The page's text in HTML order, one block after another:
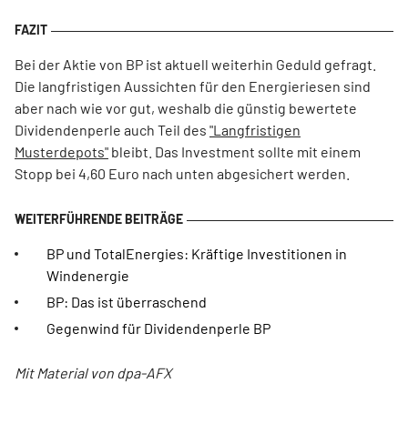
Bei der Aktie von BP ist aktuell weiterhin Geduld gefragt.
Die langfristigen Aussichten für den Energieriesen sind
aber nach wie vor gut, weshalb die günstig bewertete
Dividendenperle auch Teil des "Langfristigen
Musterdepots" bleibt. Das Investment sollte mit einem
Stopp bei 4,60 Euro nach unten abgesichert werden.
BP und TotalEnergies: Kräftige Investitionen in
Windenergie
BP: Das ist überraschend
Gegenwind für Dividendenperle BP
Mit Material von dpa-AFX